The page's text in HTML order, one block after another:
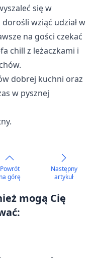
się w
wziąć udział w
na gości czekać
chill z leżaczkami i
dobrej kuchni oraz
w pysznej
Powrót
na górę
Następny
artykuł
mogą Cię